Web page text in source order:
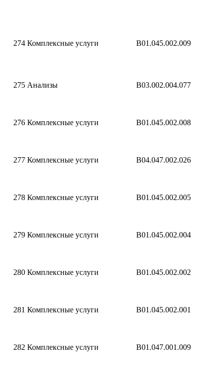
274 Комплексные услуги B01.045.002.009
275 Анализы B03.002.004.077
276 Комплексные услуги B01.045.002.008
277 Комплексные услуги B04.047.002.026
278 Комплексные услуги B01.045.002.005
279 Комплексные услуги B01.045.002.004
280 Комплексные услуги B01.045.002.002
281 Комплексные услуги B01.045.002.001
282 Комплексные услуги B01.047.001.009